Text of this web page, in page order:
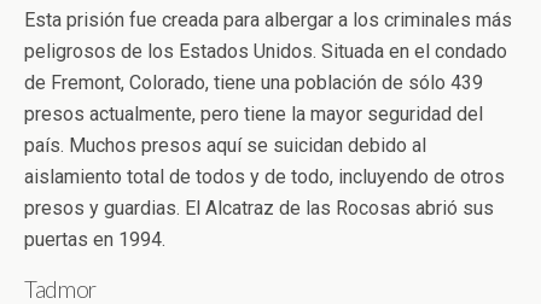
Esta prisión fue creada para albergar a los criminales más
peligrosos de los Estados Unidos. Situada en el condado
de Fremont, Colorado, tiene una población de sólo 439
presos actualmente, pero tiene la mayor seguridad del
país. Muchos presos aquí se suicidan debido al
aislamiento total de todos y de todo, incluyendo de otros
presos y guardias. El Alcatraz de las Rocosas abrió sus
puertas en 1994.
Tadmor